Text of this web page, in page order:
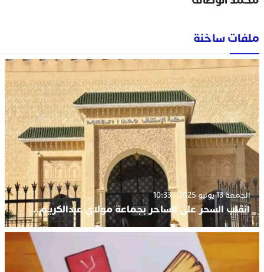
ملفات ساخنة
الجمعة 13 يونيو 2025 - 10:33
انقلب السحر على الساحر بجماعة مولاي عبدالكريم..